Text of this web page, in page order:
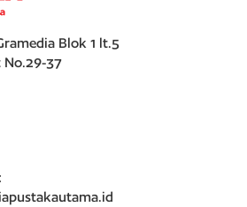
Blok 1 lt.5
No.29-37